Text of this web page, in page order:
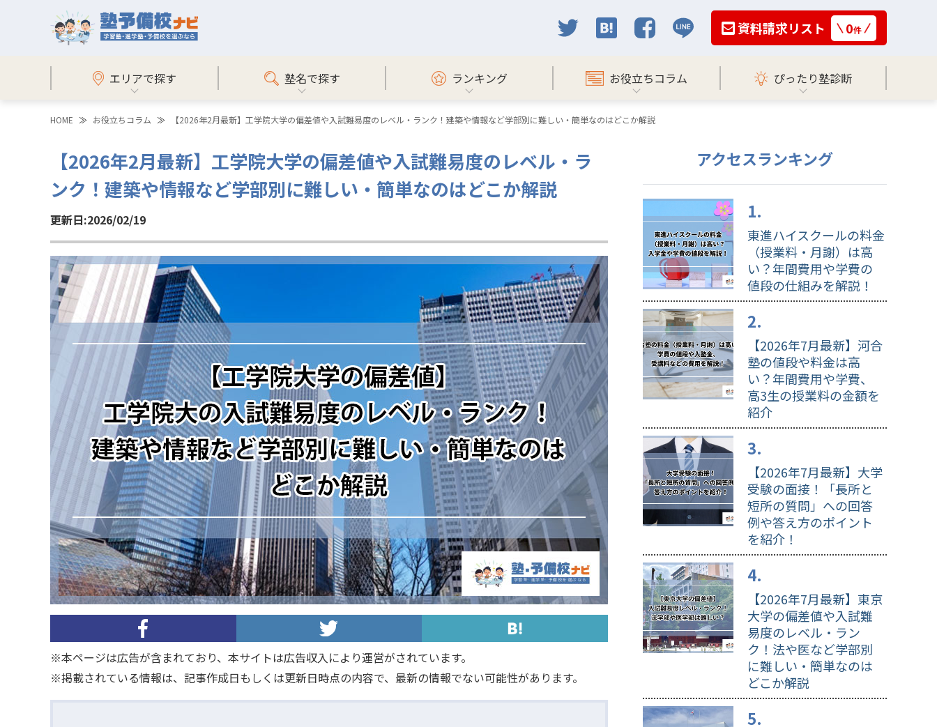
資料請求リスト 0件
エリアで探す 塾名で探す ランキング お役立ちコラム ぴったり塾診断
HOME お役立ちコラム 【2026年2月最新】工学院大学の偏差値や入試難易度のレベル・ランク！建築や情報など学部別に難しい・簡単なのはどこか解説
【2026年2月最新】工学院大学の偏差値や入試難易度のレベル・ラ
ンク！建築や情報など学部別に難しい・簡単なのはどこか解説
更新日:2026/02/19
※本ページは広告が含まれており、本サイトは広告収入により運営がされています。
※掲載されている情報は、記事作成日もしくは更新日時点の内容で、最新の情報でない可能性があります。
アクセスランキング
東進ハイスクールの料金
（授業料・月謝）は高
い？年間費用や学費の
値段の仕組みを解説！
【2026年7月最新】河合
塾の値段や料金は高
い？年間費用や学費、
高3生の授業料の金額を
紹介
【2026年7月最新】大学
受験の面接！「長所と
短所の質問」への回答
例や答え方のポイント
を紹介！
【2026年7月最新】東京
大学の偏差値や入試難
易度のレベル・ラン
ク！法や医など学部別
に難しい・簡単なのは
どこか解説